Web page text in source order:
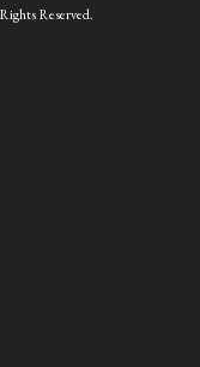
Reserved.